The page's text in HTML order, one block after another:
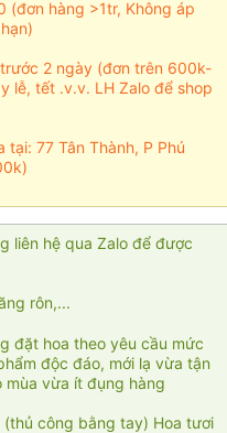
(đơn hàng >1tr, Không áp
2 ngày (đơn trên 600k-
lễ, tết .v.v. LH Zalo để shop
77 Tân Thành, P Phú
liên hệ qua Zalo để được
rôn,...
đặt hoa theo yêu cầu mức
độc đáo, mới lạ vừa tận
vừa ít đụng hàng
công bằng tay) Hoa tươi